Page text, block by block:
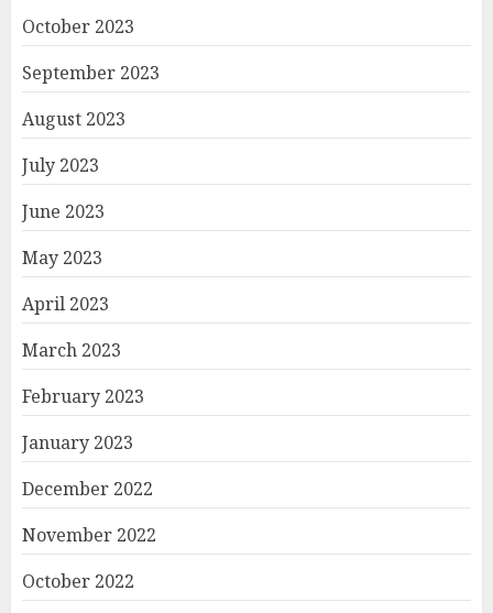
October 2023
September 2023
August 2023
July 2023
June 2023
May 2023
April 2023
March 2023
February 2023
January 2023
December 2022
November 2022
October 2022